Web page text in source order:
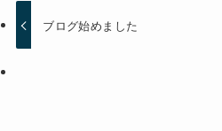
ブログ始めました